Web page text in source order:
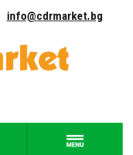
info@cdrmarket.bg